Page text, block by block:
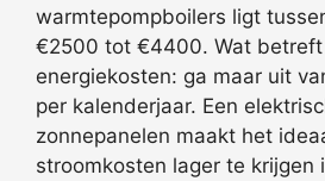
warmtepompboilers ligt
€2500 tot €4400. Wat
energiekosten: ga maar uit
per kalenderjaar. Een
zonnepanelen maakt het
stroomkosten lager te krijgen